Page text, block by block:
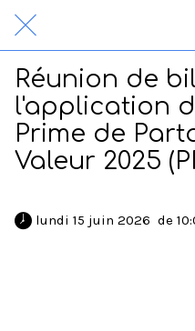
Réunion de
l'application
Prime de
Valeur 2025
lundi 15 juin 2026  de